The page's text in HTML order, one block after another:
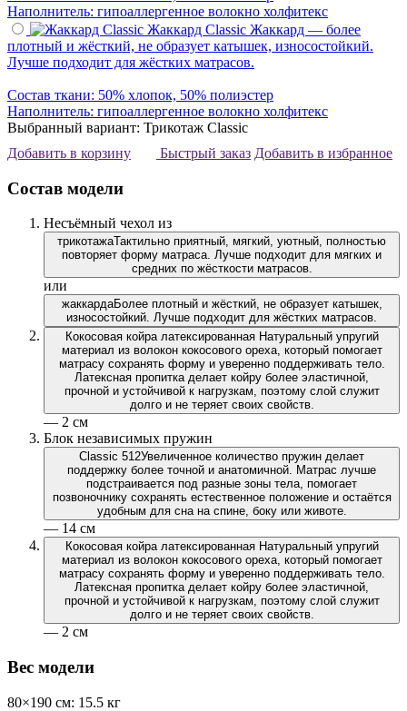
Наполнитель: гипоаллергенное волокно холфитекс
Жаккард Classic Жаккард — более
плотный и жёсткий, не образует катышек, износостойкий.
Лучше подходит для жёстких матрасов.
Состав ткани: 50% хлопок, 50% полиэстер
Наполнитель: гипоаллергенное волокно холфитекс
Выбранный вариант: Трикотаж Classic
Добавить в корзину
Быстрый заказ Добавить в избранное
Состав модели
Несъёмный чехол из
трикотажаТактильно приятный, мягкий, уютный, полностью
повторяет форму матраса. Лучше подходит для мягких и
средних по жёсткости матрасов.
или
жаккардаБолее плотный и жёсткий, не образует катышек,
износостойкий. Лучше подходит для жёстких матрасов.
Кокосовая койра латексированнаяНатуральный упругий
материал из волокон кокосового ореха, который помогает
матрасу сохранять форму и уверенно поддерживать тело.
Латексная пропитка делает койру более эластичной,
прочной и устойчивой к нагрузкам, поэтому слой служит
долго и не теряет своих свойств.
— 2 см
Блок независимых пружин
Classic 512Увеличенное количество пружин делает
поддержку более точной и анатомичной. Матрас лучше
подстраивается под разные зоны тела, помогает
позвоночнику сохранять естественное положение и остаётся
удобным для сна на спине, боку или животе.
— 14 см
Кокосовая койра латексированнаяНатуральный упругий
материал из волокон кокосового ореха, который помогает
матрасу сохранять форму и уверенно поддерживать тело.
Латексная пропитка делает койру более эластичной,
прочной и устойчивой к нагрузкам, поэтому слой служит
долго и не теряет своих свойств.
— 2 см
Вес модели
80×190 см: 15.5 кг